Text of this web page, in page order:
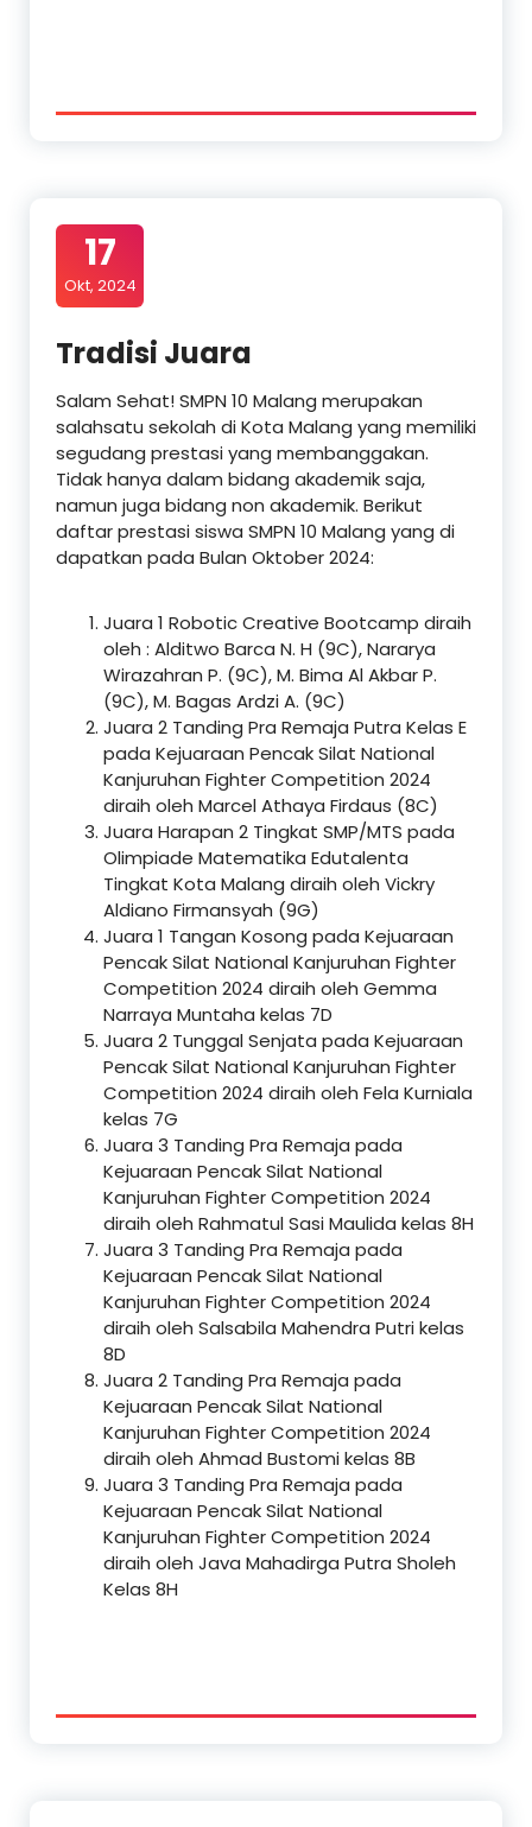
17
Okt, 2024
Tradisi Juara
Salam Sehat! SMPN 10 Malang merupakan
salahsatu sekolah di Kota Malang yang memiliki
segudang prestasi yang membanggakan.
Tidak hanya dalam bidang akademik saja,
namun juga bidang non akademik. Berikut
daftar prestasi siswa SMPN 10 Malang yang di
dapatkan pada Bulan Oktober 2024:
Juara 1 Robotic Creative Bootcamp diraih
oleh : Alditwo Barca N. H (9C), Nararya
Wirazahran P. (9C), M. Bima Al Akbar P.
(9C), M. Bagas Ardzi A. (9C)
Juara 2 Tanding Pra Remaja Putra Kelas E
pada Kejuaraan Pencak Silat National
Kanjuruhan Fighter Competition 2024
diraih oleh Marcel Athaya Firdaus (8C)
Juara Harapan 2 Tingkat SMP/MTS pada
Olimpiade Matematika Edutalenta
Tingkat Kota Malang diraih oleh Vickry
Aldiano Firmansyah (9G)
Juara 1 Tangan Kosong pada Kejuaraan
Pencak Silat National Kanjuruhan Fighter
Competition 2024 diraih oleh Gemma
Narraya Muntaha kelas 7D
Juara 2 Tunggal Senjata pada Kejuaraan
Pencak Silat National Kanjuruhan Fighter
Competition 2024 diraih oleh Fela Kurniala
kelas 7G
Juara 3 Tanding Pra Remaja pada
Kejuaraan Pencak Silat National
Kanjuruhan Fighter Competition 2024
diraih oleh Rahmatul Sasi Maulida kelas 8H
Juara 3 Tanding Pra Remaja pada
Kejuaraan Pencak Silat National
Kanjuruhan Fighter Competition 2024
diraih oleh Salsabila Mahendra Putri kelas
8D
Juara 2 Tanding Pra Remaja pada
Kejuaraan Pencak Silat National
Kanjuruhan Fighter Competition 2024
diraih oleh Ahmad Bustomi kelas 8B
Juara 3 Tanding Pra Remaja pada
Kejuaraan Pencak Silat National
Kanjuruhan Fighter Competition 2024
diraih oleh Java Mahadirga Putra Sholeh
Kelas 8H